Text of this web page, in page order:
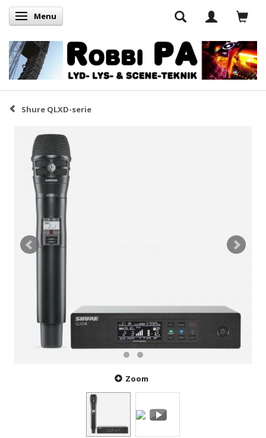
Skifte navigation
Menu
Shure QLXD-serie
Zoom